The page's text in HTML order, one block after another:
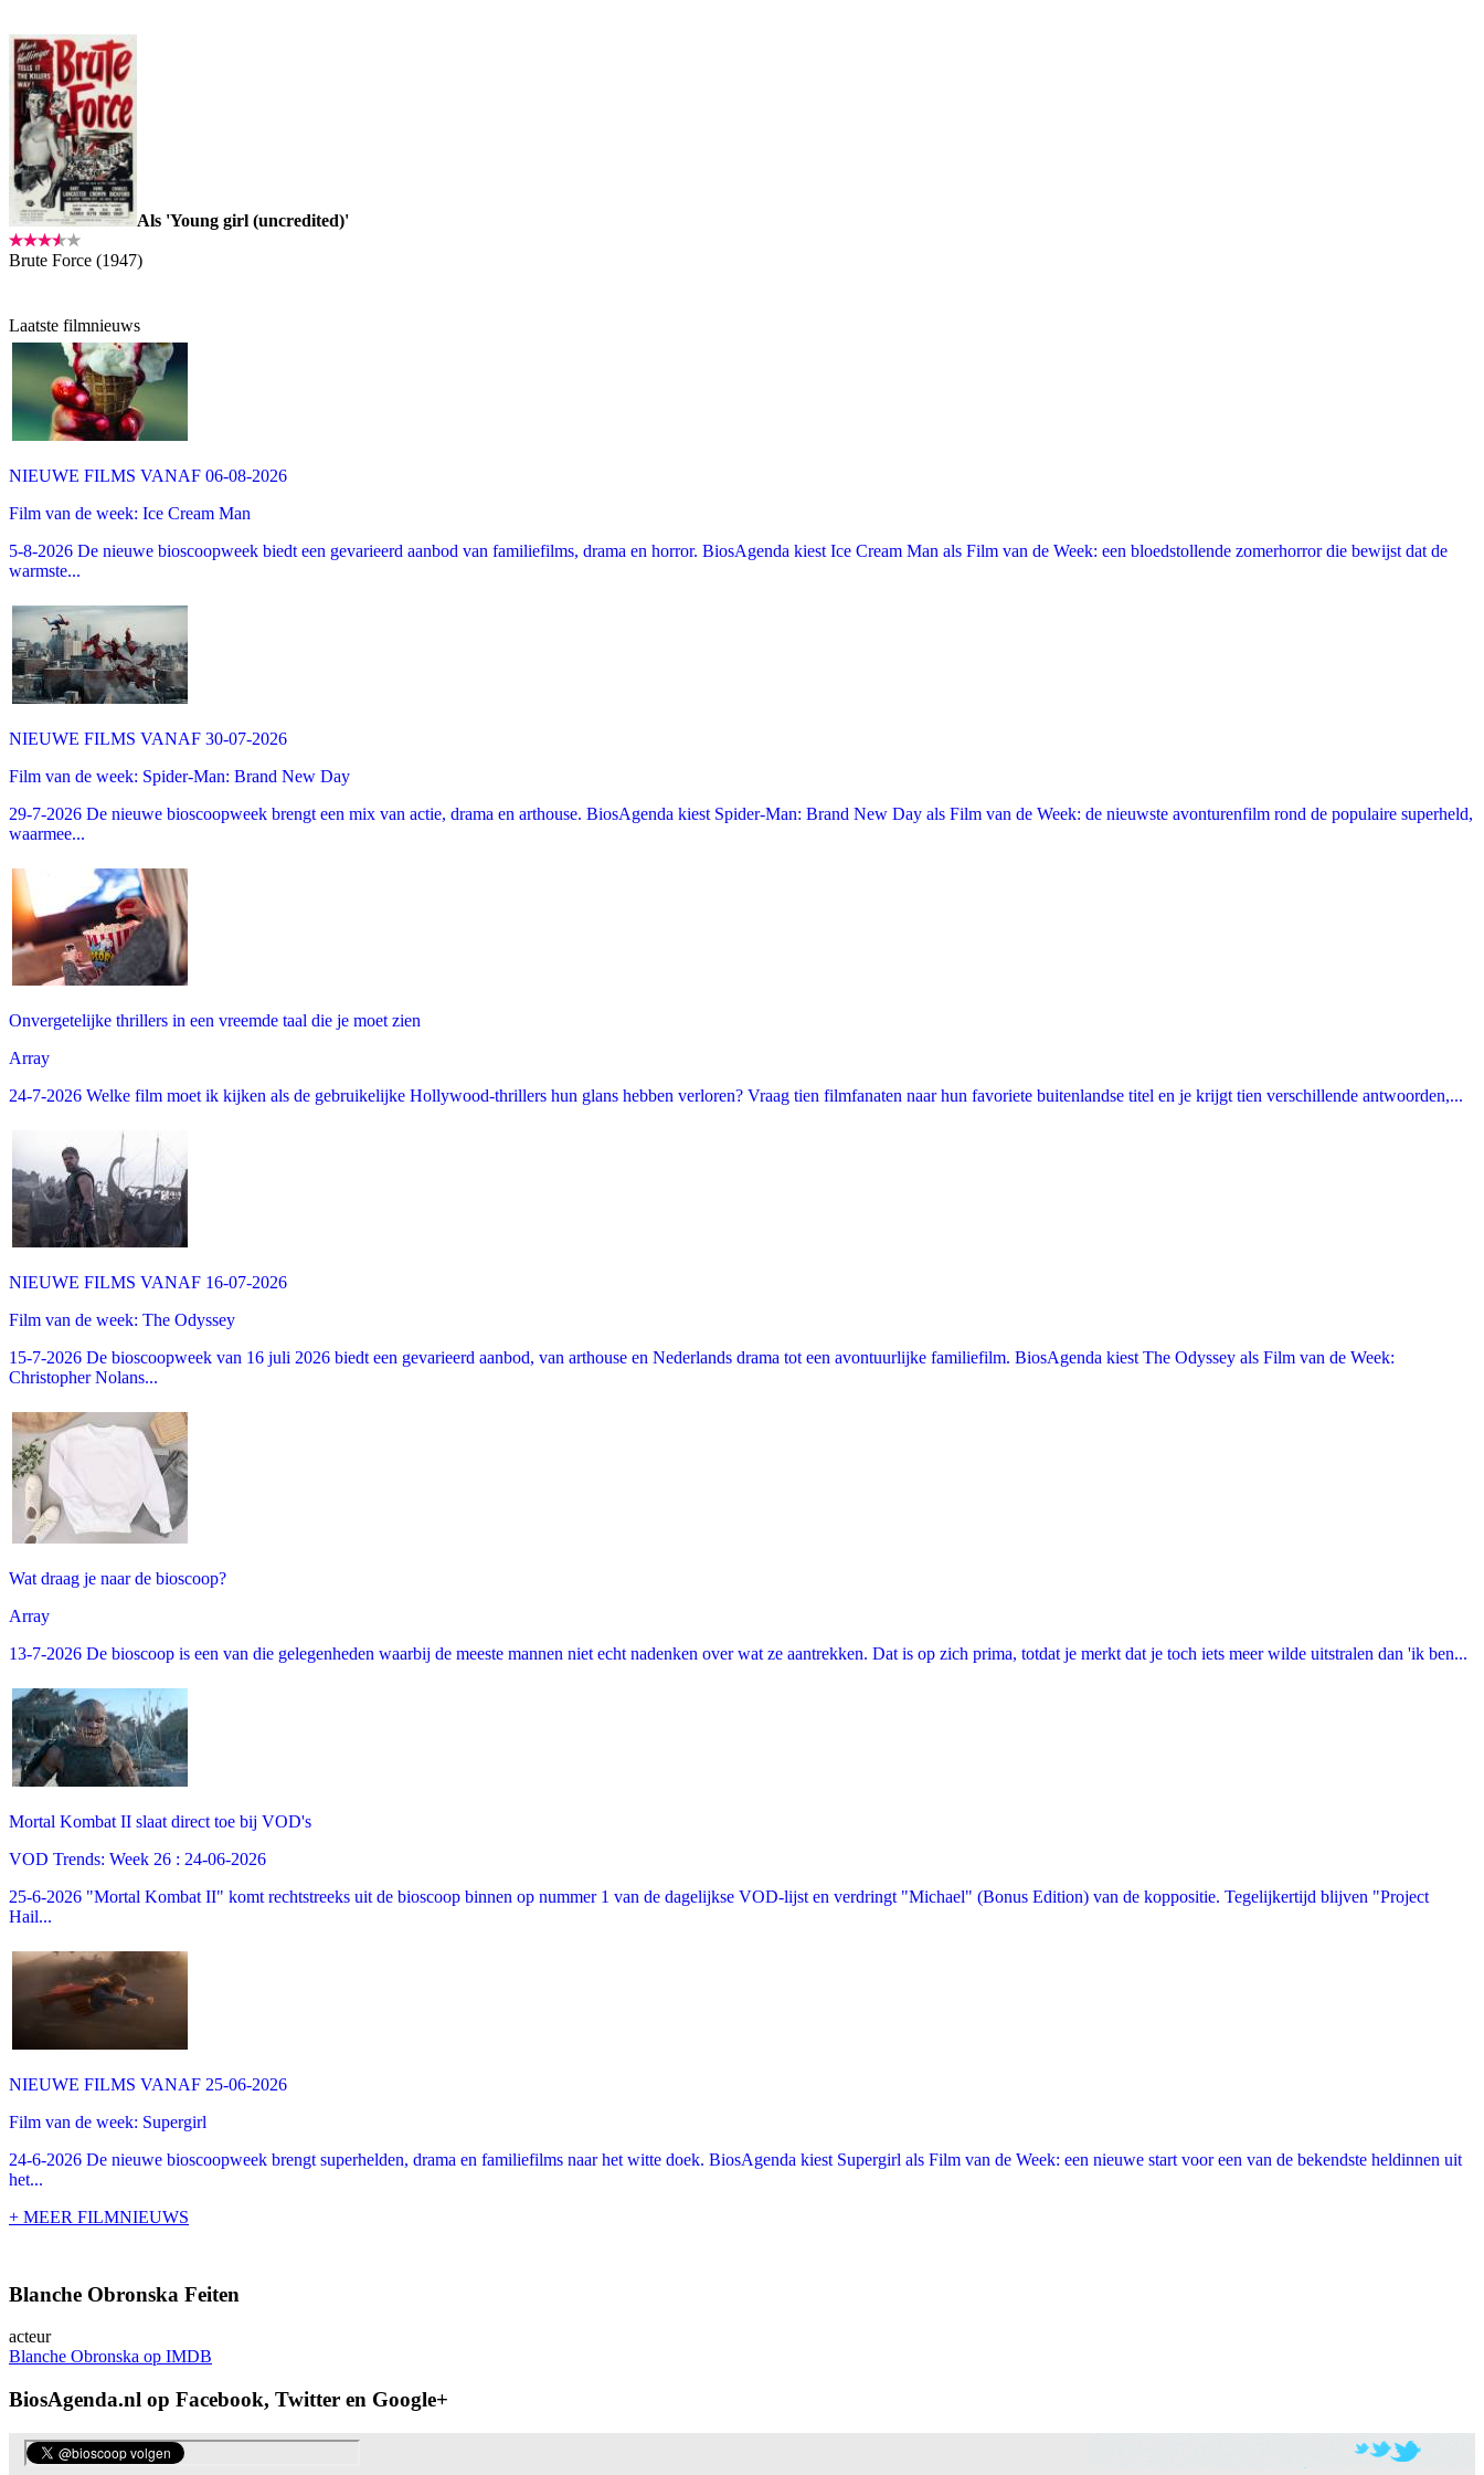
Als 'Young girl (uncredited)'
Brute Force (1947)
Laatste filmnieuws
NIEUWE FILMS VANAF 06-08-2026
Film van de week: Ice Cream Man
5-8-2026 De nieuwe bioscoopweek biedt een gevarieerd aanbod van familiefilms, drama en horror. BiosAgenda kiest Ice Cream Man als Film van de Week: een bloedstollende zomerhorror die bewijst dat de
warmste...
NIEUWE FILMS VANAF 30-07-2026
Film van de week: Spider-Man: Brand New Day
29-7-2026 De nieuwe bioscoopweek brengt een mix van actie, drama en arthouse. BiosAgenda kiest Spider-Man: Brand New Day als Film van de Week: de nieuwste avonturenfilm rond de populaire superheld,
waarmee...
Onvergetelijke thrillers in een vreemde taal die je moet zien
Array
24-7-2026 Welke film moet ik kijken als de gebruikelijke Hollywood-thrillers hun glans hebben verloren? Vraag tien filmfanaten naar hun favoriete buitenlandse titel en je krijgt tien verschillende antwoorden,...
NIEUWE FILMS VANAF 16-07-2026
Film van de week: The Odyssey
15-7-2026 De bioscoopweek van 16 juli 2026 biedt een gevarieerd aanbod, van arthouse en Nederlands drama tot een avontuurlijke familiefilm. BiosAgenda kiest The Odyssey als Film van de Week:
Christopher Nolans...
Wat draag je naar de bioscoop?
Array
13-7-2026 De bioscoop is een van die gelegenheden waarbij de meeste mannen niet echt nadenken over wat ze aantrekken. Dat is op zich prima, totdat je merkt dat je toch iets meer wilde uitstralen dan 'ik ben...
Mortal Kombat II slaat direct toe bij VOD's
VOD Trends: Week 26 : 24-06-2026
25-6-2026 "Mortal Kombat II" komt rechtstreeks uit de bioscoop binnen op nummer 1 van de dagelijkse VOD-lijst en verdringt "Michael" (Bonus Edition) van de koppositie. Tegelijkertijd blijven "Project
Hail...
NIEUWE FILMS VANAF 25-06-2026
Film van de week: Supergirl
24-6-2026 De nieuwe bioscoopweek brengt superhelden, drama en familiefilms naar het witte doek. BiosAgenda kiest Supergirl als Film van de Week: een nieuwe start voor een van de bekendste heldinnen uit
het...
+ MEER FILMNIEUWS
Blanche Obronska Feiten
acteur
Blanche Obronska op IMDB
BiosAgenda.nl op Facebook, Twitter en Google+